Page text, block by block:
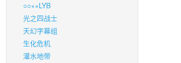
○○××LYB
光之四战士
天幻字幕组
生化危机
灌水地带